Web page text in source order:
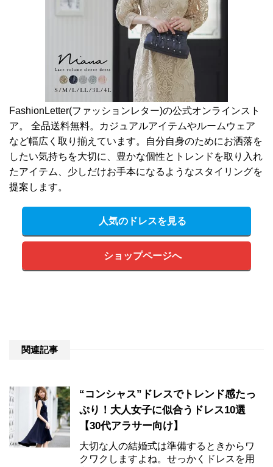
FashionLetter(ファッションレター)の公式オンラインスト
ア。 全品送料無料。カジュアルアイテムやルームウェア
など幅広く取り揃えています。自分自身のためにお洒落を
したい気持ちを大切に、豊かな個性とトレンドを取り入れ
たアイテム、少しだけお手本になるようなスタイリングを
提案します。
人気のドレスを見る
ショップページへ
関連記事
“コンシャス”ドレスでトレンド感たっ
ぷり！大人女子に似合うドレス10選
【30代アラサー向け】
大切な人の結婚式は準備するときからワ
クワクしますよね。せっかくドレスを用